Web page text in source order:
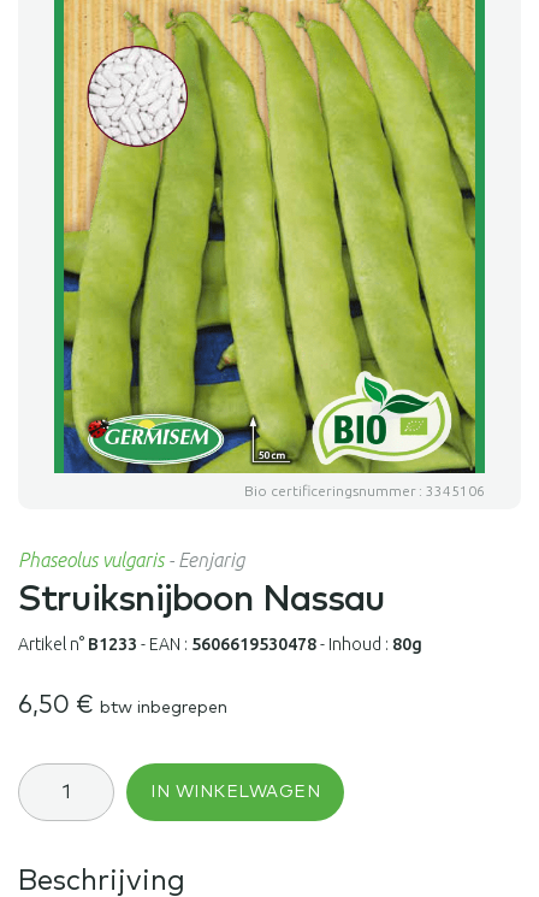
Bio certificeringsnummer : 3345106
Phaseolus vulgaris- Eenjarig
Struiksnijboon Nassau
Artikel n° B1233 - EAN : 5606619530478- Inhoud : 80g
6,50 € btw inbegrepen
Struiksnijboon
Nassau
aantal
IN WINKELWAGEN
Beschrijving